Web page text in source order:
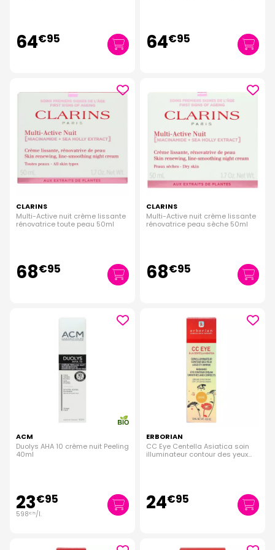
64€95 64€95
CLARINS
Multi-Active nuit crème lissante
rénovatrice toute peau 50ml
68€95
CLARINS
Multi-Active nuit crème lissante
rénovatrice peau sèche 50ml
68€95
ACM
Duolys AHA 10 crème nuit Peeling
40ml
23€95
598€75/l.
ERBORIAN
CC Eye Centella Asiatica soin
illuminateur contour des yeux
24€95